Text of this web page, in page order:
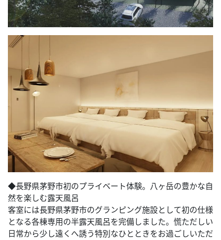
◆​長野県茅野市初のプライベート体験。八ヶ岳の豊かな自
然を楽しむ露天風呂
客室には長野県茅野市のグランピング施設として初の仕様
となる各棟専用の半露天風呂を完備しました。慌ただしい
日常から少し遠くへ誘う特別なひとときをお過ごしいただ